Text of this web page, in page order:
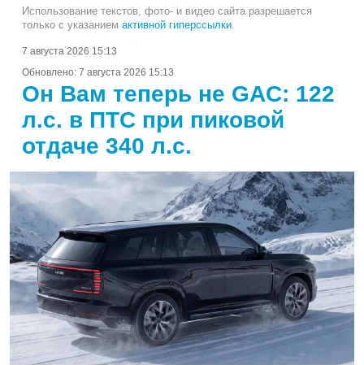
Использование текстов, фото- и видео сайта разрешается
только с указанием активной гиперссылки
7 августа 2026 15:13
Обновлено: 7 августа 2026 15:13
Он Вам теперь не GAC: 122
л.с. в ПТС при пиковой
отдаче 340 л.с.